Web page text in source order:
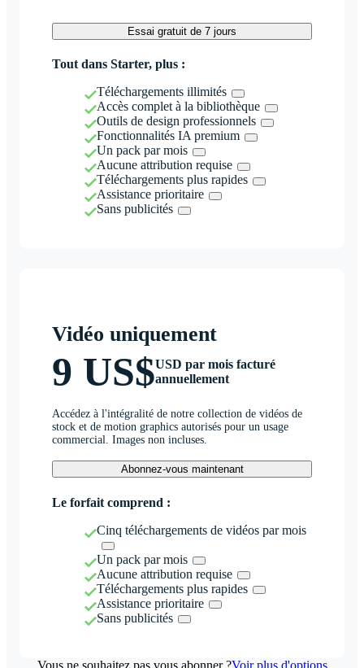
Essai gratuit de 7 jours
Tout dans Starter, plus :
Téléchargements illimités
Accès complet à la bibliothèque
Outils de design professionnels
Fonctionnalités IA premium
Un pack par mois
Aucune attribution requise
Téléchargements plus rapides
Assistance prioritaire
Sans publicités
Vidéo uniquement
9 US$USD par mois facturé
annuellement
Accédez à l'intégralité de notre collection de vidéos de
stock et de motion graphics autorisés pour un usage
commercial. Images non incluses.
Abonnez-vous maintenant
Le forfait comprend :
Cinq téléchargements de vidéos par mois
Un pack par mois
Aucune attribution requise
Téléchargements plus rapides
Assistance prioritaire
Sans publicités
Vous ne souhaitez pas vous abonner ?Voir plus d'options